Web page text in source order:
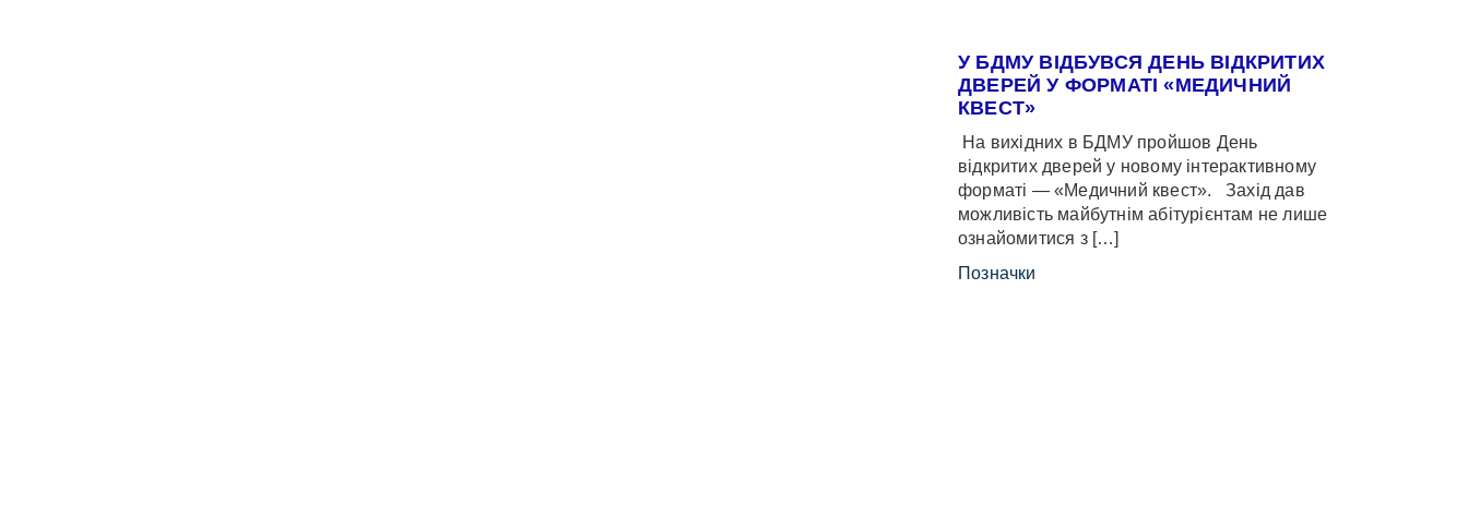
У БДМУ ВІДБУВСЯ ДЕНЬ ВІДКРИТИХ
ДВЕРЕЙ У ФОРМАТІ «МЕДИЧНИЙ
КВЕСТ»
На вихідних в БДМУ пройшов День
відкритих дверей у новому інтерактивному
форматі — «Медичний квест». Захід дав
можливість майбутнім абітурієнтам не лише
ознайомитися з […]
Позначки